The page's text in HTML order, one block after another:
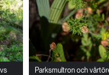
Parksmultron och